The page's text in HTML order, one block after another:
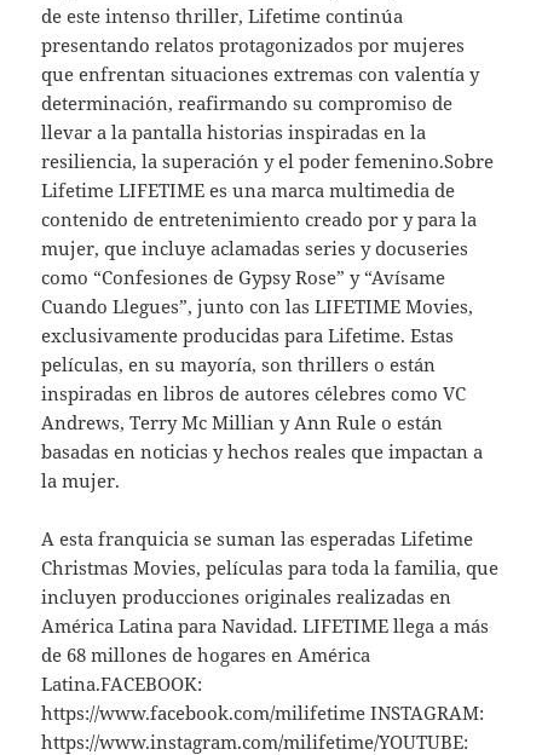
de este intenso thriller, Lifetime continúa
presentando relatos protagonizados por mujeres
que enfrentan situaciones extremas con valentía y
determinación, reafirmando su compromiso de
llevar a la pantalla historias inspiradas en la
resiliencia, la superación y el poder femenino.Sobre
Lifetime LIFETIME es una marca multimedia de
contenido de entretenimiento creado por y para la
mujer, que incluye aclamadas series y docuseries
como “Confesiones de Gypsy Rose” y “Avísame
Cuando Llegues”, junto con las LIFETIME Movies,
exclusivamente producidas para Lifetime. Estas
películas, en su mayoría, son thrillers o están
inspiradas en libros de autores célebres como VC
Andrews, Terry Mc Millian y Ann Rule o están
basadas en noticias y hechos reales que impactan a
la mujer.
A esta franquicia se suman las esperadas Lifetime
Christmas Movies, películas para toda la familia, que
incluyen producciones originales realizadas en
América Latina para Navidad. LIFETIME llega a más
de 68 millones de hogares en América
Latina.FACEBOOK:
https://www.facebook.com/milifetime INSTAGRAM:
https://www.instagram.com/milifetime/YOUTUBE: